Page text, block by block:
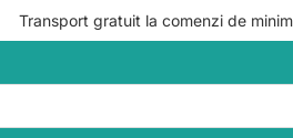
Transport gratuit la comenzi de